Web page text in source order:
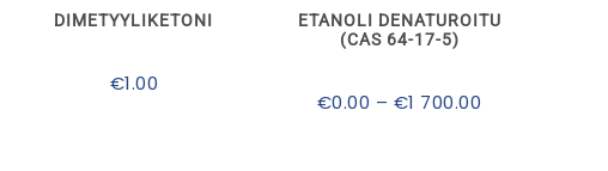
muunnelma.
valinnat
DIMETYYLIKETONI
€1.00
muunnelma.
Voit
tehdä
tuotteen
ETANOLI DENATUROITU
(CAS 64-17-5)
€0.00 – €1 700.00